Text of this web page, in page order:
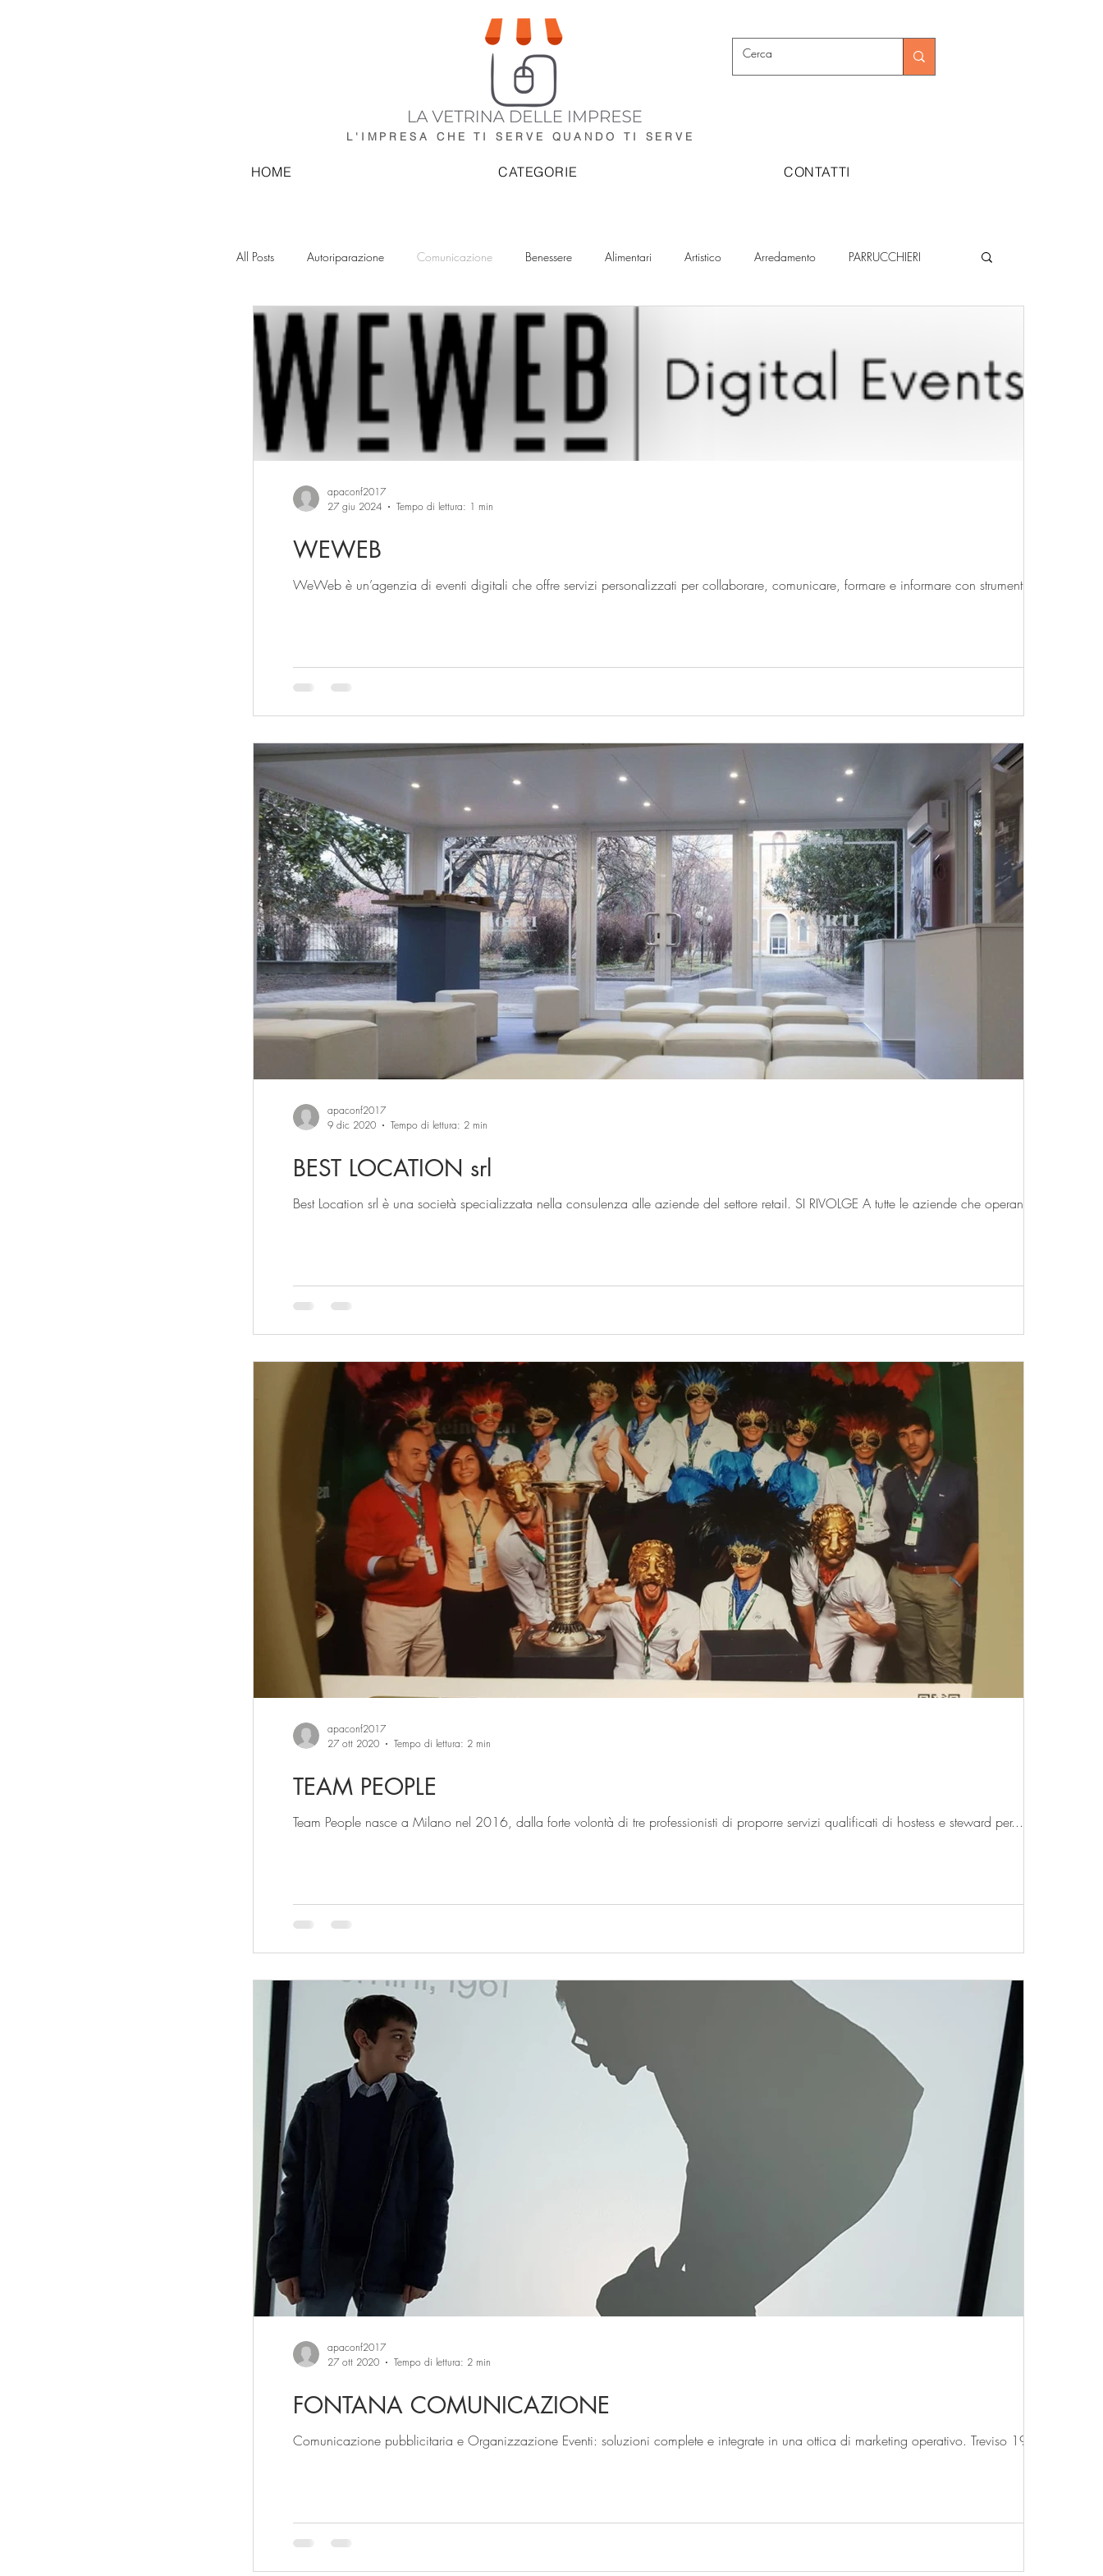
L'IMPRESA CHE TI SERVE QUANDO TI SERVE
HOME CATEGORIE CONTATTI
All Posts Autoriparazione Comunicazione Benessere Alimentari Artistico Arredamento PARRUCCHIERI
GRAFICA LEGATORIA Impianti Idraulici Elettricisti
Sistema casa Biciclette oggettistica Strumenti musicali
Artigianato Artistico Speciale Natale Materie Plastiche
WEWEB
WeWeb è un’agenzia di eventi digitali che offre servizi personalizzati per collaborare, comunicare, formare e informare con strumenti...
apaconf2017
27 giu 2024
Tempo di lettura: 1 min
BEST LOCATION srl
Best Location srl è una società specializzata nella consulenza alle aziende del settore retail. SI RIVOLGE A tutte le aziende che operano...
apaconf2017
9 dic 2020
Tempo di lettura: 2 min
TEAM PEOPLE
Team People nasce a Milano nel 2016, dalla forte volontà di tre professionisti di proporre servizi qualificati di hostess e steward per...
apaconf2017
27 ott 2020
Tempo di lettura: 2 min
FONTANA COMUNICAZIONE
Comunicazione pubblicitaria e Organizzazione Eventi: soluzioni complete e integrate in una ottica di marketing operativo. Treviso 1977...
apaconf2017
27 ott 2020
Tempo di lettura: 2 min